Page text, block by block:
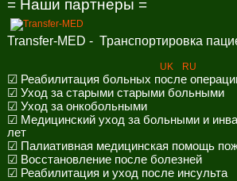
= Наши партнеры =
Transfer-MED - Транспортировка
UK RU
☑ Реабилитация больных после
☑ Уход за старыми старыми больными
☑ Уход за онкобольными
☑ Медицинский уход за больными и
лет
☑ Палиативная медицинская помощь
☑ Восстановление после болезней
☑ Реабилитация и уход после инсульта